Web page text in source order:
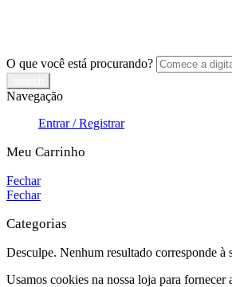
O que você está procurando?
Navegação
Entrar / Registrar
Meu Carrinho
Fechar
Fechar
Categorias
Desculpe. Nenhum resultado corresponde à
Usamos cookies na nossa loja para